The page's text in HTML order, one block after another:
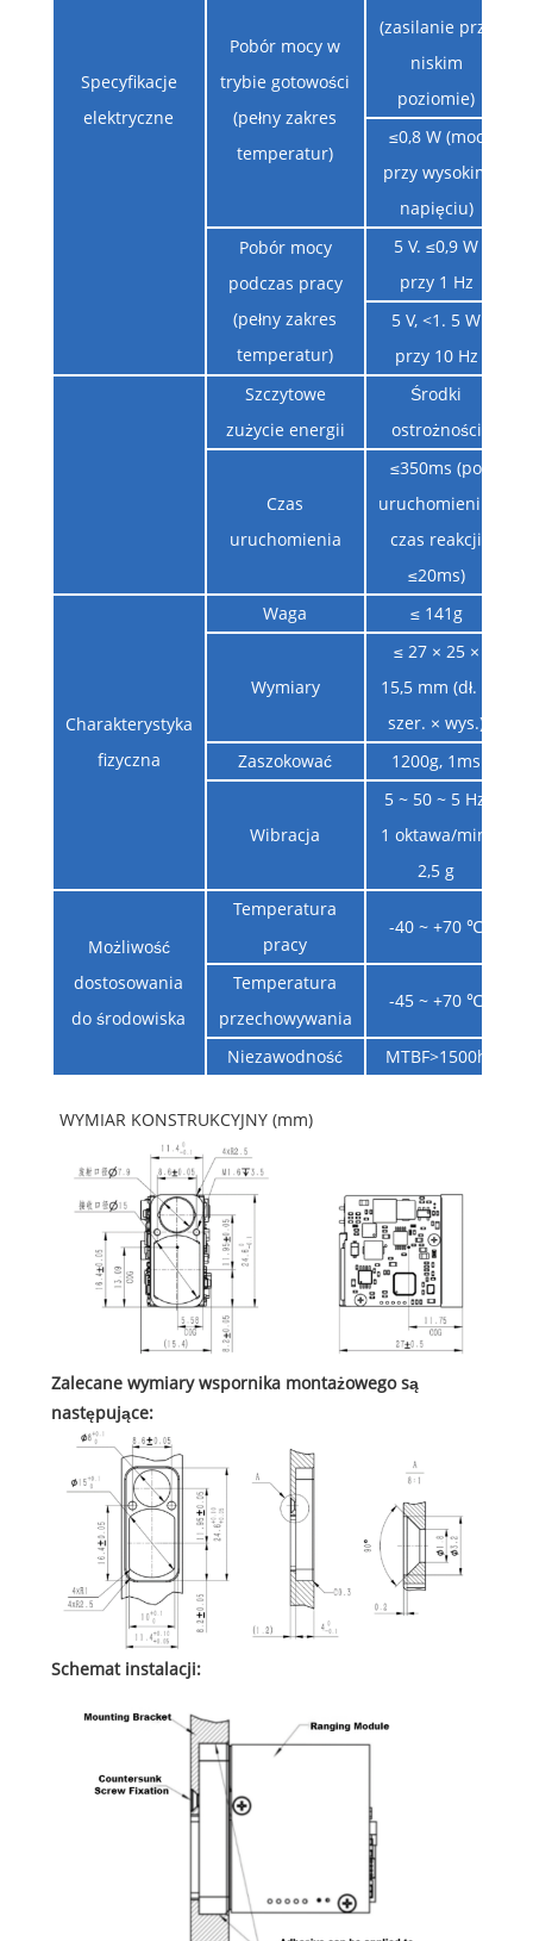
Specyfikacje
elektryczne
Pobór mocy w
trybie gotowości
(pełny zakres
temperatur)
(zasilanie przy
niskim
poziomie)
≤0,8 W (moc
przy wysokim
napięciu)
Pobór mocy
podczas pracy
(pełny zakres
temperatur)
5 V. ≤0,9 W
przy 1 Hz
5 V, <1. 5 W
przy 10 Hz
Szczytowe
zużycie energii
Środki
ostrożności
Czas
uruchomienia
≤350ms (po
uruchomieniu,
czas reakcji
≤20ms)
Charakterystyka
fizyczna
Waga ≤ 141g
Wymiary
≤ 27 × 25 ×
15,5 mm (dł. ×
szer. × wys.)
Zaszokować
1200g, 1ms
Wibracja
5 ~ 50 ~ 5 Hz,
1 oktawa/min,
2,5 g
Możliwość
dostosowania
do środowiska
Temperatura
pracy
-40 ~ +70 ℃
Temperatura
przechowywania
-45 ~ +70 ℃
Niezawodność MTBF>1500h
WYMIAR KONSTRUKCYJNY (mm)
Zalecane wymiary wspornika montażowego są
następujące:
Schemat instalacji: